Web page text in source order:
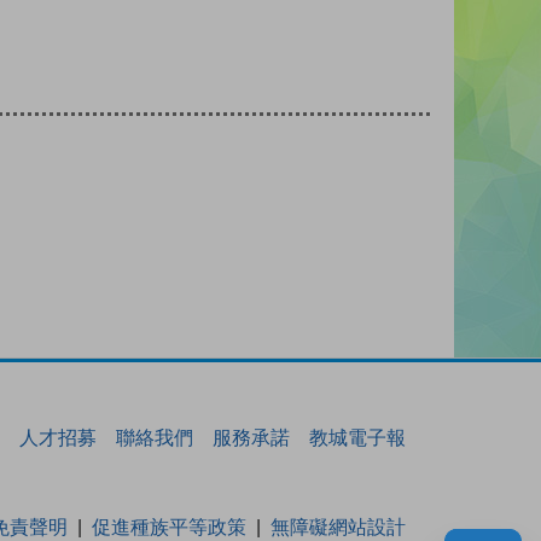
人才招募 聯絡我們 服務承諾 教城電子報
責聲明 促進種族平等政策 無障礙網站設計